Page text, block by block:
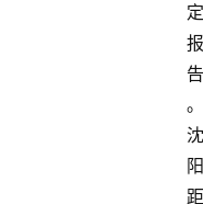
定
报
告
。
沈
阳
距